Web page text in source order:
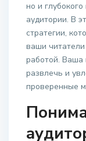
но и
аудитории. В
стратегии,
ваши
работой. Ваша
развлечь и
проверенные